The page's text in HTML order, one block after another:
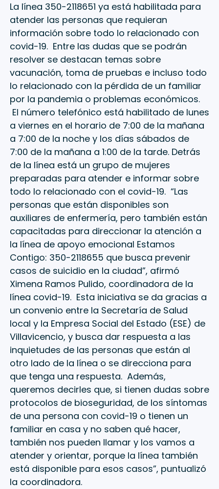
La línea 350-2118651 ya está habilitada para
atender las personas que requieran
información sobre todo lo relacionado con
covid-19. Entre las dudas que se podrán
resolver se destacan temas sobre
vacunación, toma de pruebas e incluso todo
lo relacionado con la pérdida de un familiar
por la pandemia o problemas económicos.
El número telefónico está habilitado de lunes
a viernes en el horario de 7:00 de la mañana
a 7:00 de la noche y los días sábados de
7:00 de la mañana a 1:00 de la tarde. Detrás
de la línea está un grupo de mujeres
preparadas para atender e informar sobre
todo lo relacionado con el covid-19. “Las
personas que están disponibles son
auxiliares de enfermería, pero también están
capacitadas para direccionar la atención a
la línea de apoyo emocional Estamos
Contigo: 350-2118655 que busca prevenir
casos de suicidio en la ciudad”, afirmó
Ximena Ramos Pulido, coordinadora de la
línea covid-19. Esta iniciativa se da gracias a
un convenio entre la Secretaría de Salud
local y la Empresa Social del Estado (ESE) de
Villavicencio, y busca dar respuesta a las
inquietudes de las personas que están al
otro lado de la línea o se direcciona para
que tenga una respuesta. Además,
queremos decirles que, si tienen dudas sobre
protocolos de bioseguridad, de los síntomas
de una persona con covid-19 o tienen un
familiar en casa y no saben qué hacer,
también nos pueden llamar y los vamos a
atender y orientar, porque la línea también
está disponible para esos casos”, puntualizó
la coordinadora.